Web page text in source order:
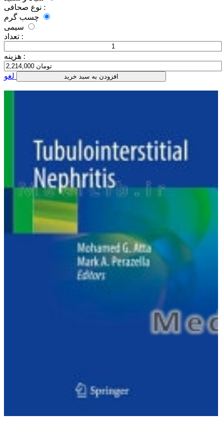
نوع صحافی :
تعداد :
هزینه :
افزودن به سبد خرید